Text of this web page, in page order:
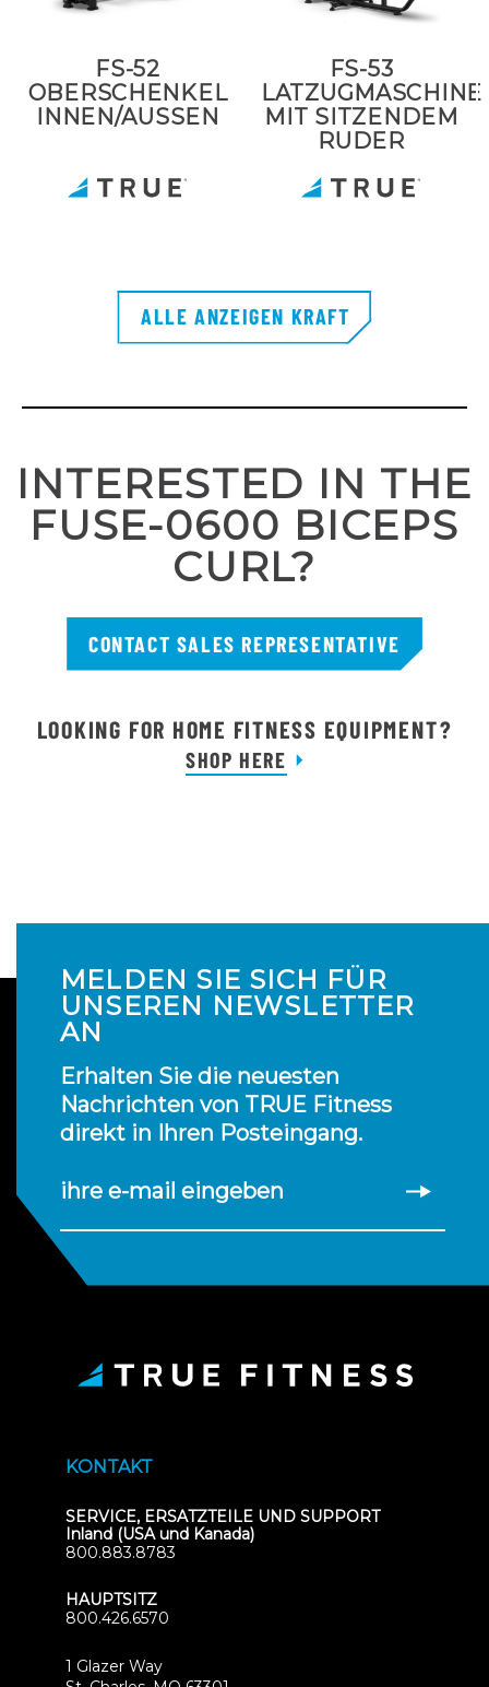
FS-52
OBERSCHENKEL
INNEN/AUSSEN
FS-53
LATZUGMASCHINE
MIT SITZENDEM
RUDER
ALLE ANZEIGEN KRAFT
INTERESTED IN THE
FUSE-0600 BICEPS
CURL?
CONTACT SALES REPRESENTATIVE
LOOKING FOR HOME FITNESS EQUIPMENT?
SHOP HERE
MELDEN SIE SICH FÜR
UNSEREN NEWSLETTER
AN
Erhalten Sie die neuesten
Nachrichten von TRUE Fitness
direkt in Ihren Posteingang.
ihre e-mail eingeben
KONTAKT
SERVICE, ERSATZTEILE UND SUPPORT
Inland (USA und Kanada)
800.883.8783
HAUPTSITZ
800.426.6570
1 Glazer Way